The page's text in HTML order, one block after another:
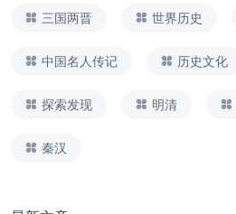
三国两晋 世界历史
中国名人传记 历史文化
探索发现 明清
秦汉